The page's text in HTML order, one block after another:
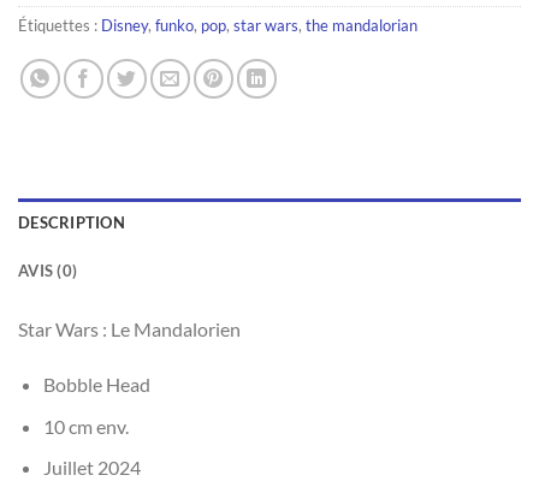
Étiquettes : Disney, funko, pop, star wars, the mandalorian
DESCRIPTION
AVIS (0)
Star Wars : Le Mandalorien
Bobble Head
10 cm env.
Juillet 2024